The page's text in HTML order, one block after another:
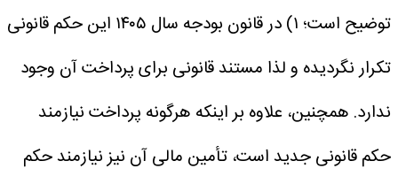
توضیح است؛
۱) در قانون بودجه سال ۱۴۰۵ این حکم قانونی
تکرار نگردیده و لذا مستند قانونی برای پرداخت آن وجود
ندارد. همچنین، علاوه بر اینکه هرگونه پرداخت نیازمند
حکم قانونی جدید است، تأمین مالی آن نیز نیازمند حکم